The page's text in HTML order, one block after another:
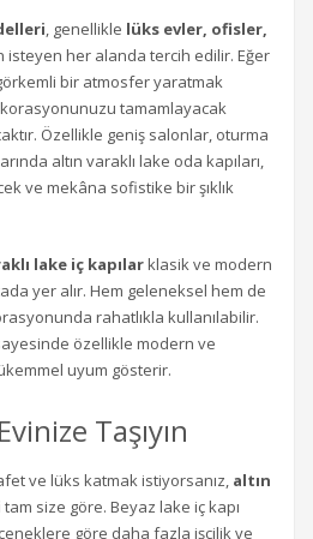
, genellikle lüks evler, ofisler,
isteyen her alanda tercih edilir. Eğer
bir atmosfer yaratmak
tamamlayacak
Özellikle geniş salonlar, oturma
altın varaklı lake oda kapıları,
ve mekâna sofistike bir şıklık
lake iç kapılarklasik ve modern
yer alır. Hem geleneksel hem de
rahatlıkla kullanılabilir.
özellikle modern ve
uyum gösterir.
Taşıyın
ve lüks katmak istiyorsanız, altın
tam size göre. Beyaz lake iç kapı
göre daha fazla işçilik ve